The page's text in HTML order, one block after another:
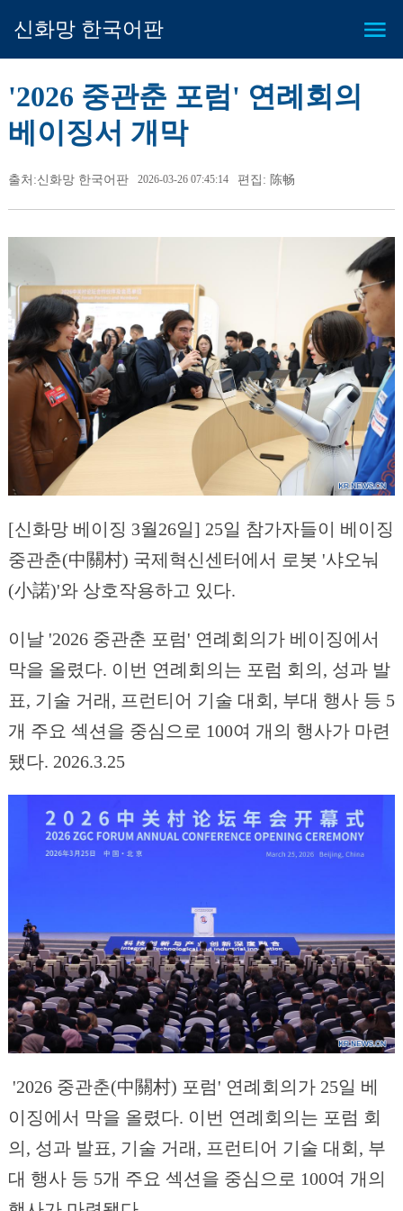
신화망 한국어판
'2026 중관춘 포럼' 연례회의
베이징서 개막
출처:신화망 한국어판 2026-03-26 07:45:14 편집: 陈畅
[신화망 베이징 3월26일] 25일 참가자들이 베이징
중관춘(中關村) 국제혁신센터에서 로봇 '샤오눠
(小諾)'와 상호작용하고 있다.
이날 '2026 중관춘 포럼' 연례회의가 베이징에서
막을 올렸다. 이번 연례회의는 포럼 회의, 성과 발
표, 기술 거래, 프런티어 기술 대회, 부대 행사 등 5
개 주요 섹션을 중심으로 100여 개의 행사가 마련
됐다. 2026.3.25
'2026 중관춘(中關村) 포럼' 연례회의가 25일 베
이징에서 막을 올렸다. 이번 연례회의는 포럼 회
의, 성과 발표, 기술 거래, 프런티어 기술 대회, 부
대 행사 등 5개 주요 섹션을 중심으로 100여 개의